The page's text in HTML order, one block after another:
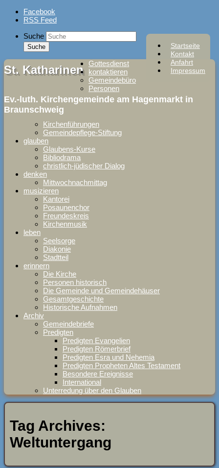
Skip
Facebook
RSS Feed
Startseite
Kontakt
Anfahrt
Impressum
Suche
St. Katharinen
Ev.-luth. Kirchengemeinde am Hagenmarkt in
Braunschweig
Gottesdienst
kontaktieren
Gemeindebüro
Personen
Kirchenführungen
Gemeindepflege-Stiftung
glauben
Glaubens-Kurse
Bibliodrama
christlich-jüdischer Dialog
denken
Mittwochnachmittag
musizieren
Kantorei
Posaunenchor
Freundeskreis
Kirchenmusik
leben
Seelsorge
Diakonie
Stadtteil
erinnern
Die Kirche
Personen historisch
Die Gemeinde und Gemeindehäuser
Gesamtgeschichte
Historische Aufnahmen
Archiv
Gemeindebriefe
Predigten
Predigten Evangelien
Predigten Römerbrief
Predigten Esra und Nehemia
Predigten Propheten Altes Testament
Besondere Ereignisse
International
Unterredung über den Glauben
Tag Archives:
Weltuntergang